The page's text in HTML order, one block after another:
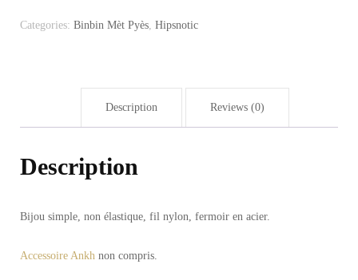
Categories: Binbin Mèt Pyès, Hipsnotic
Description Reviews (0)
Description
Bijou simple, non élastique, fil nylon, fermoir en acier.
Accessoire Ankh non compris.